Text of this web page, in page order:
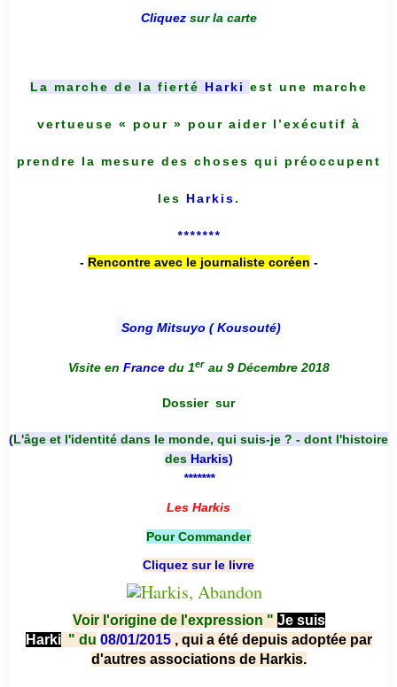
Cliquez sur la carte
La marche de la fierté Harki est une marche
vertueuse « pour » pour aider l’exécutif à
prendre la mesure des choses qui préoccupent
les Harkis.
*******
- Rencontre avec le journaliste coréen -
Song Mitsuyo ( Kousouté)
Visite en France du 1er au 9 Décembre 2018
Dossier sur
(L'âge et l'identité dans le monde, qui suis-je ? - dont l'histoire
des Harkis)
*******
Les Harkis
Pour Commander
Cliquez sur le livre
Voir l'origine de l'expression " Je suis
Harki " du 08/01/2015 , qui a été depuis adoptée par
d'autres associations de Harkis.